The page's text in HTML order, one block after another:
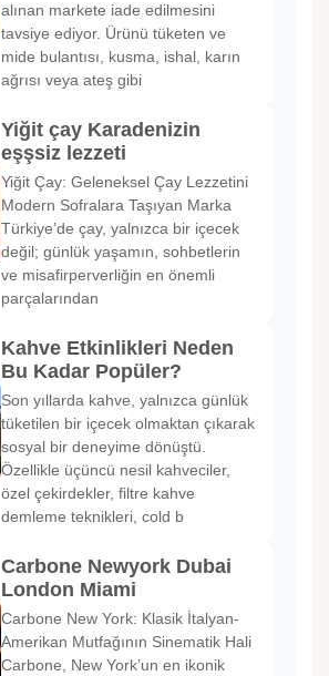
alınan markete iade edilmesini
tavsiye ediyor. Ürünü tüketen ve
mide bulantısı, kusma, ishal, karın
ağrısı veya ateş gibi
Yiğit çay Karadenizin
eşşsiz lezzeti
Yiğit Çay: Geleneksel Çay Lezzetini
Modern Sofralara Taşıyan Marka
Türkiye’de çay, yalnızca bir içecek
değil; günlük yaşamın, sohbetlerin
ve misafirperverliğin en önemli
parçalarından
Kahve Etkinlikleri Neden
Bu Kadar Popüler?
Son yıllarda kahve, yalnızca günlük
tüketilen bir içecek olmaktan çıkarak
sosyal bir deneyime dönüştü.
Özellikle üçüncü nesil kahveciler,
özel çekirdekler, filtre kahve
demleme teknikleri, cold b
Carbone Newyork Dubai
London Miami
Carbone New York: Klasik İtalyan-
Amerikan Mutfağının Sinematik Hali
Carbone, New York’un en ikonik